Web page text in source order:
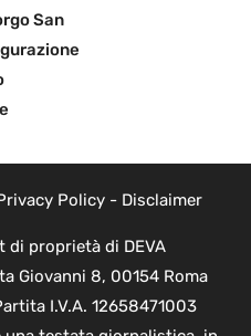
San
Policy- Disclaimer
proprietà di DEVA
Giovanni 8, 00154 Roma
I.V.A. 12658471003